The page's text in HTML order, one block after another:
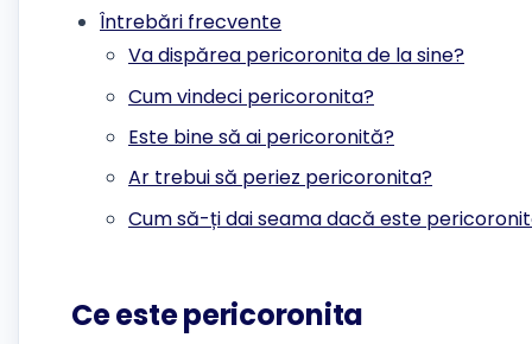
Întrebări frecvente
Va dispărea pericoronita de la sine?
Cum vindeci pericoronita?
Este bine să ai pericoronită?
Ar trebui să periez pericoronita?
Cum să-ți dai seama dacă este
Ce este pericoronita